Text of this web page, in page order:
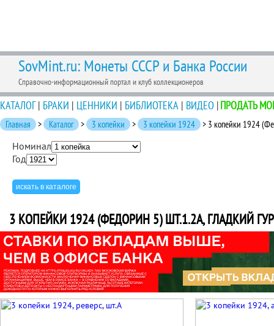
SovMint.ru: Монеты СССР и Банка России
Справочно-информационный портал и клуб коллекционеров
КАТАЛОГ| БРАКИ | ЦЕННИКИ | БИБЛИОТЕКА | ВИДЕО |ПРОДАТЬ
Главная > Каталог > 3 копейки > 3 копейки 1924 > 3 копейки 1924
Номинал
Год
3 КОПЕЙКИ 1924 (ФЕДОРИН 5) ШТ.1.2А, ГЛАДКИЙ